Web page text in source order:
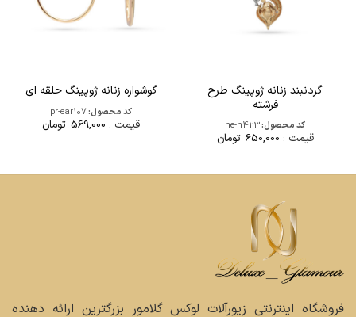
گردنبند زنانه ژوپینگ طرح
فرشته
کد محصول:ne-n423
قیمت : 650,000 تومان
گوشواره زنانه ژوپینگ حلقه ای
کد محصول:pr-ear107
قیمت : 569,000 تومان
فروشگاه اینترنتی زیورآلات لوکس گلامور بزرگترین ارائه دهنده